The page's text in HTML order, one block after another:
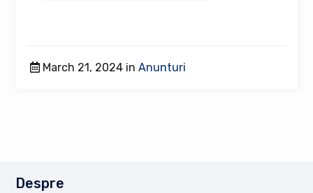
March 21, 2024 inAnunturi
Despre